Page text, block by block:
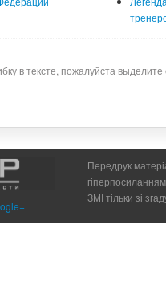
в тексте, пожалуйста
Передрук
ЗМІ тільки зі